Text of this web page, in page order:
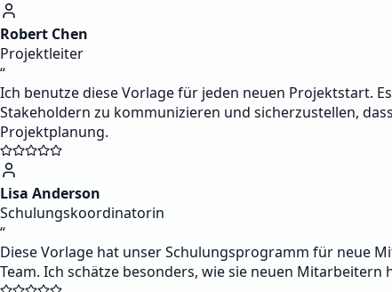
Robert Chen
Projektleiter
“
Ich benutze diese Vorlage für jeden neuen Projektstart.
Stakeholdern zu kommunizieren und sicherzustellen,
Projektplanung.
Lisa Anderson
Schulungskoordinatorin
“
Diese Vorlage hat unser Schulungsprogramm für neue
Team. Ich schätze besonders, wie sie neuen